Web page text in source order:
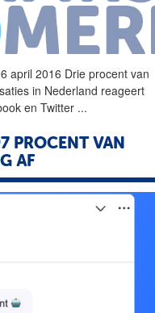
april 2016 Drie procent van
in Nederland reageert
en Twitter ...
PROCENT VAN
AF